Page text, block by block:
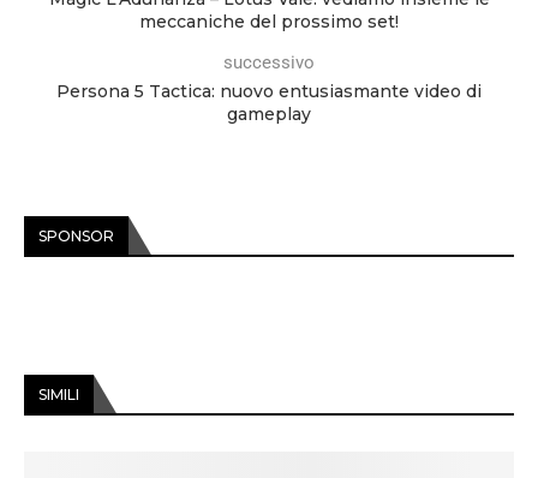
meccaniche del prossimo set!
successivo
Persona 5 Tactica: nuovo entusiasmante video di
gameplay
SPONSOR
SIMILI